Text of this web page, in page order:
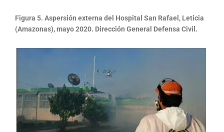
Figura 5. Aspersión externa del Hospital San Rafael, Leticia
(Amazonas), mayo 2020. Dirección General Defensa Civil.